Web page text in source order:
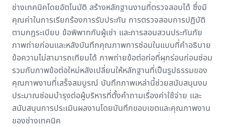
ช่างเทคนิคโดยอัตโนมัติ สร้างหลักฐานงานที่ตรวจสอบได้ ซึ่งมี
คุณค่าในการเรียกร้องการรับประกัน การตรวจสอบการปฏิบัติ
ตามกฎระเบียบ ข้อพิพาทกับผู้เช่า และการสอบสวนประกันภัย
ภาพถ่ายก่อนและหลังบันทึกคุณภาพการซ่อมในแบบที่คำอธิบาย
ข้อความไม่สามารถเทียบได้ ภาพถ่ายข้อต่อท่อที่ผุกร่อนก่อนซ่อม
รวมกับภาพข้อต่อใหม่หลังเปลี่ยนให้หลักฐานที่เป็นรูปธรรมของ
คุณภาพงานที่เสร็จสมบูรณ์ บันทึกภาพเหล่านี้ช่วยสนับสนุนงบ
ประมาณซ่อมบำรุงต่อผู้บริหารที่ตั้งคำถามเรื่องค่าใช้จ่าย และ
สนับสนุนการประเมินผลงานโดยบันทึกขอบเขตและคุณภาพงาน
ของช่างเทคนิค